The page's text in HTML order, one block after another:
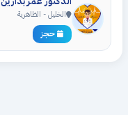
الخليل - الظاهرية
حجز